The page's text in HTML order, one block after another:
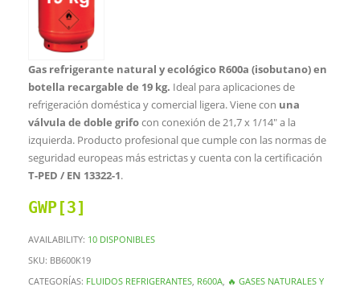
Gas refrigerante natural y ecológico R600a (isobutano) en
botella recargable de 19 kg. Ideal para aplicaciones de
refrigeración doméstica y comercial ligera. Viene con una
válvula de doble grifocon conexión de 21,7 x 1/14″ a la
izquierda. Producto profesional que cumple con las normas de
seguridad europeas más estrictas y cuenta con la certificación
T-PED / EN 13322-1.
GWP[3]
AVAILABILITY: 10 DISPONIBLES
SKU: BB600K19
CATEGORÍAS: FLUIDOS REFRIGERANTES R600A 🔥 GASES NATURALES Y